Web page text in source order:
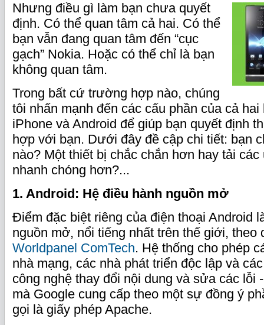
Nhưng điều gì làm bạn chưa quyết
định. Có thể quan tâm cả hai. Có thể
bạn vẫn đang quan tâm đến “cục
gạch” Nokia. Hoặc có thể chỉ là bạn
không quan tâm.
Trong bất cứ trường hợp nào, chúng
tôi nhấn mạnh đến các cấu phần của cả hai
iPhone và Android để giúp bạn quyết định
hợp với bạn. Dưới đây đề cập chi tiết: bạn
nào? Một thiết bị chắc chắn hơn hay tải
nhanh chóng hơn?...
1. Android: Hệ điều hành nguồn mở
Điểm đặc biệt riêng của điện thoại Android
nguồn mở, nổi tiếng nhất trên thế giới,
Worldpanel ComTech. Hệ thống cho phép
nhà mạng, các nhà phát triển độc lập và
công nghệ thay đổi nội dung và sửa các lỗi
mà Google cung cấp theo một sự đồng ý
gọi là giấy phép Apache.